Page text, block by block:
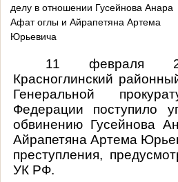
делу в отношении Гусейнова Анара
Афат оглы и Айрапетяна Артема
Юрьевича
11 февраля
Красноглинский
Генеральной
Федерации поступило
обвинению Гусейнова
Айрапетяна Артема
преступления,
УК РФ.